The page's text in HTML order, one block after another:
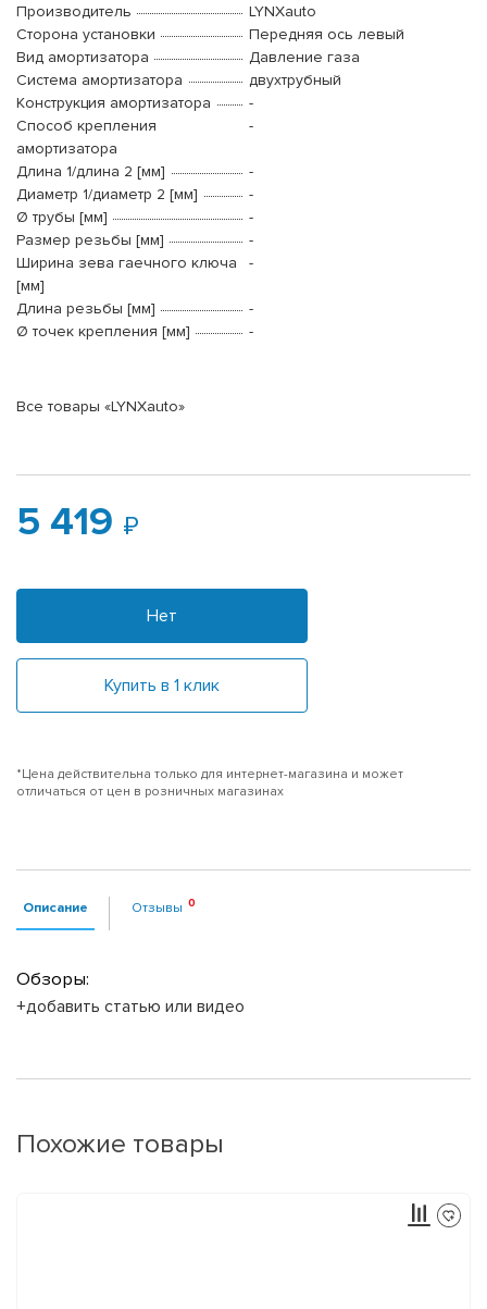
Производитель
LYNXauto
Сторона установки
Передняя ось левый
Вид амортизатора
Давление газа
Система амортизатора
двухтрубный
Конструкция амортизатора
-
Способ крепления
амортизатора
-
Длина 1/длина 2 [мм]
-
Диаметр 1/диаметр 2 [мм]
-
Ø трубы [мм]
-
Размер резьбы [мм]
-
Ширина зева гаечного ключа
[мм]
-
Длина резьбы [мм]
-
Ø точек крепления [мм]
-
Все товары «LYNXauto»
5 419
Нет
Купить в 1 клик
*Цена действительна только для интернет-магазина и может
отличаться от цен в розничных магазинах
Описание Отзывы
Обзоры:
+добавить статью или видео
Похожие товары